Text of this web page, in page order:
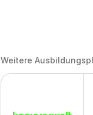
Weitere